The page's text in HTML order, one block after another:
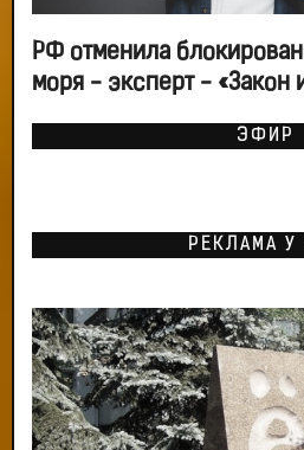
РФ отменила
моря - эксперт - «Закон
ЭФИР
РЕКЛАМА У